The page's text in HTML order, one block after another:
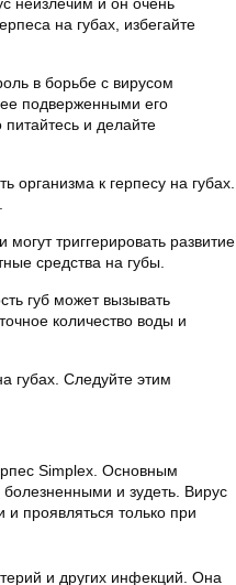
на губах, избегайте
в борьбе с вирусом
подверженными его
и делайте
организма к герпесу на губах.
могут триггерировать развитие
средства на губы.
губ может вызывать
количество воды и
губах. Следуйте этим
Simplex. Основным
и зудеть. Вирус
и проявляться только при
и других инфекций. Она